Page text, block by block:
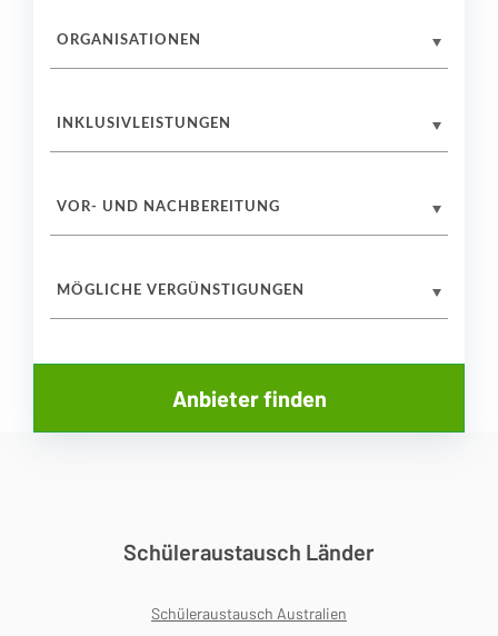
ORGANISATIONEN
INKLUSIVLEISTUNGEN
VOR- UND NACHBEREITUNG
MÖGLICHE VERGÜNSTIGUNGEN
Schüleraustausch Länder
Schüleraustausch Australien